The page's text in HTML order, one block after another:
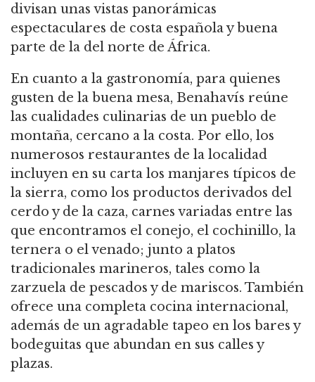
divisan unas vistas panorámicas
espectaculares de costa española y buena
parte de la del norte de África.
En cuanto a la gastronomía, para quienes
gusten de la buena mesa, Benahavís reúne
las cualidades culinarias de un pueblo de
montaña, cercano a la costa. Por ello, los
numerosos restaurantes de la localidad
incluyen en su carta los manjares típicos de
la sierra, como los productos derivados del
cerdo y de la caza, carnes variadas entre las
que encontramos el conejo, el cochinillo, la
ternera o el venado; junto a platos
tradicionales marineros, tales como la
zarzuela de pescados y de mariscos. También
ofrece una completa cocina internacional,
además de un agradable tapeo en los bares y
bodeguitas que abundan en sus calles y
plazas.